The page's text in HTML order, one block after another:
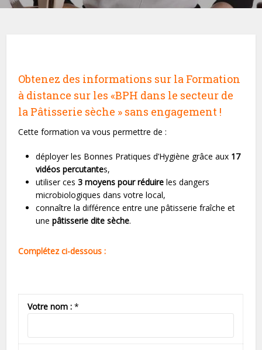
Obtenez des informations sur la Formation
à distance sur les «BPH dans le secteur de
la Pâtisserie sèche » sans engagement !
Cette formation va vous permettre de :
déployer les Bonnes Pratiques d’Hygiène grâce aux 17
vidéos percutantes,
utiliser ces3 moyens pour réduire les dangers
microbiologiques dans votre local,
connaître la différence entre une pâtisserie fraîche et
unepâtisserie dite sèche.
Complétez ci-dessous :
Votre nom :*